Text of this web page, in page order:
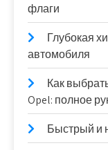
флаги
Глубокая
автомобиля
Как
Opel: полное
Быстрый и